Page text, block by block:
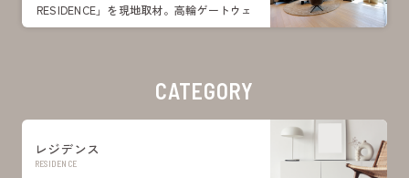
RESIDENCE」を現地取材。高輪ゲートウェ
イシティの上空に暮らす。レジデンスの豊
CATEGORY
レジデンス
RESIDENCE